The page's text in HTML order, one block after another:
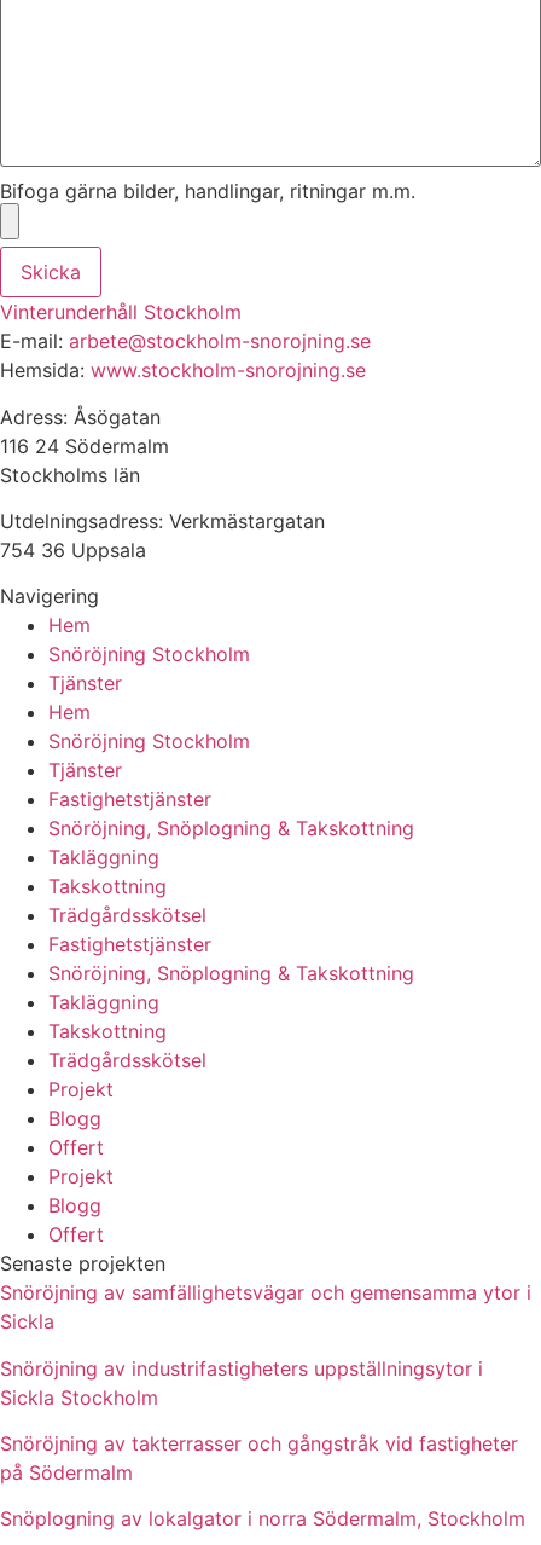
Bifoga gärna bilder, handlingar, ritningar m.m.
Skicka
Vinterunderhåll Stockholm
E-mail: arbete@stockholm-snorojning.se
Hemsida: www.stockholm-snorojning.se
Adress: Åsögatan
116 24 Södermalm
Stockholms län
Utdelningsadress: Verkmästargatan
754 36 Uppsala
Navigering
Hem
Snöröjning Stockholm
Tjänster
Hem
Snöröjning Stockholm
Tjänster
Fastighetstjänster
Snöröjning, Snöplogning & Takskottning
Takläggning
Takskottning
Trädgårdsskötsel
Fastighetstjänster
Snöröjning, Snöplogning & Takskottning
Takläggning
Takskottning
Trädgårdsskötsel
Projekt
Blogg
Offert
Projekt
Blogg
Offert
Senaste projekten
Snöröjning av samfällighetsvägar och gemensamma ytor i
Sickla
Snöröjning av industrifastigheters uppställningsytor i
Sickla Stockholm
Snöröjning av takterrasser och gångstråk vid fastigheter
på Södermalm
Snöplogning av lokalgator i norra Södermalm, Stockholm